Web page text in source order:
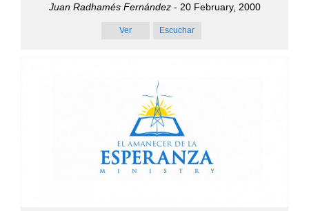
Juan Radhamés Fernández- 20 February, 2000
Ver Escuchar